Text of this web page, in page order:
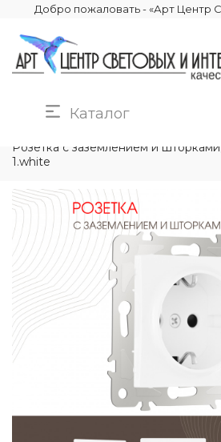
Добро пожаловать - «Арт Центр
Каталог
Розетка с заземлением и
1.white